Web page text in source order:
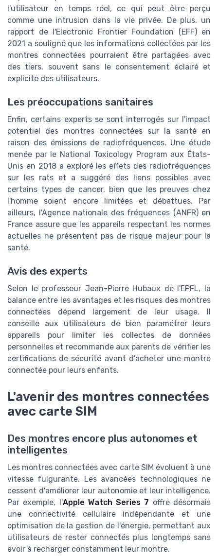
l'utilisateur en temps réel, ce qui peut être perçu
comme une intrusion dans la vie privée. De plus, un
rapport de l'Electronic Frontier Foundation (EFF) en
2021 a souligné que les informations collectées par les
montres connectées pourraient être partagées avec
des tiers, souvent sans le consentement éclairé et
explicite des utilisateurs.
Les préoccupations sanitaires
Enfin, certains experts se sont interrogés sur l'impact
potentiel des montres connectées sur la santé en
raison des émissions de radiofréquences. Une étude
menée par le National Toxicology Program aux États-
Unis en 2018 a exploré les effets des radiofréquences
sur les rats et a suggéré des liens possibles avec
certains types de cancer, bien que les preuves chez
l'homme soient encore limitées et débattues. Par
ailleurs, l'Agence nationale des fréquences (ANFR) en
France assure que les appareils respectant les normes
actuelles ne présentent pas de risque majeur pour la
santé.
Avis des experts
Selon le professeur Jean-Pierre Hubaux de l'EPFL, la
balance entre les avantages et les risques des montres
connectées dépend largement de leur usage. Il
conseille aux utilisateurs de bien paramétrer leurs
appareils pour limiter les collectes de données
personnelles et recommande aux parents de vérifier les
certifications de sécurité avant d'acheter une montre
connectée pour leurs enfants.
L'avenir des montres connectées
avec carte SIM
Des montres encore plus autonomes et
intelligentes
Les montres connectées avec carte SIM évoluent à une
vitesse fulgurante. Les avancées technologiques ne
cessent d'améliorer leur autonomie et leur intelligence.
Par exemple, l'Apple Watch Series 7 offre désormais
une connectivité cellulaire indépendante et une
optimisation de la gestion de l'énergie, permettant aux
utilisateurs de rester connectés plus longtemps sans
avoir à recharger constamment leur montre.